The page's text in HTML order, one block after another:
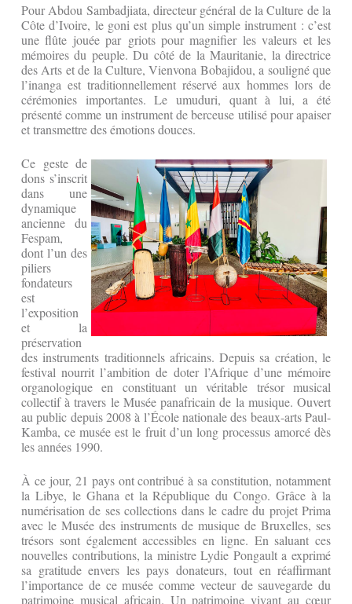
Pour Abdou Sambadjiata, directeur général de la Culture de la
Côte d’Ivoire, le goni est plus qu’un simple instrument : c’est
une flûte jouée par griots pour magnifier les valeurs et les
mémoires du peuple. Du côté de la Mauritanie, la directrice
des Arts et de la Culture, Vienvona Bobajidou, a souligné que
l’inanga est traditionnellement réservé aux hommes lors de
cérémonies importantes. Le umuduri, quant à lui, a été
présenté comme un instrument de berceuse utilisé pour apaiser
et transmettre des émotions douces.
Ce geste de
dons s’inscrit
dans une
dynamique
ancienne du
Fespam,
dont l’un des
piliers
fondateurs
est
l’exposition
et la
préservation
des instruments traditionnels africains. Depuis sa création, le
festival nourrit l’ambition de doter l’Afrique d’une mémoire
organologique en constituant un véritable trésor musical
collectif à travers le Musée panafricain de la musique. Ouvert
au public depuis 2008 à l’École nationale des beaux-arts Paul-
Kamba, ce musée est le fruit d’un long processus amorcé dès
les années 1990.
À ce jour, 21 pays ont contribué à sa constitution, notamment
la Libye, le Ghana et la République du Congo. Grâce à la
numérisation de ses collections dans le cadre du projet Prima
avec le Musée des instruments de musique de Bruxelles, ses
trésors sont également accessibles en ligne. En saluant ces
nouvelles contributions, la ministre Lydie Pongault a exprimé
sa gratitude envers les pays donateurs, tout en réaffirmant
l’importance de ce musée comme vecteur de sauvegarde du
patrimoine musical africain. Un patrimoine vivant au cœur